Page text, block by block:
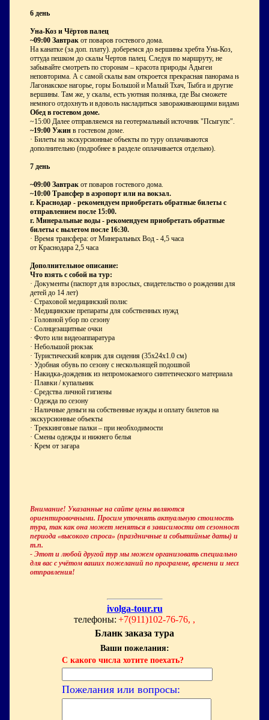
6 день
Уна-Коз и Чёртов палец
~09:00 Завтрак от поваров гостевого дома.
На канатке (за доп. плату). доберемся до вершины хребта Уна-Коз,
оттуда пешком до скалы Чертов палец. Следуя по маршруту, не
забывайте смотреть по сторонам – красота природы Адыгеи
неповторима. А с самой скалы вам откроется прекрасная панорама на
Лагонакское нагорье, горы Большой и Малый Тхач, Тыбга и другие
вершины. Там же, у скалы, есть уютная полянка, где Вы сможете
немного отдохнуть и вдоволь насладиться завораживающими видами.
Обед в гостевом доме.
~15:00 Далее отправляемся на геотермальный источник "Псыгупс".
~19:00 Ужин в гостевом доме.
· Билеты на экскурсионные объекты по туру оплачиваются
дополнительно (подробнее в разделе оплачивается отдельно).
7 день
~09:00 Завтрак от поваров гостевого дома.
~10:00 Трансфер в аэропорт или на вокзал.
г. Краснодар - рекомендуем приобретать обратные билеты с
отправлением после 15:00.
г. Минеральные воды - рекомендуем приобретать обратные
билеты с вылетом после 16:30.
· Время трансфера: от Минеральных Вод - 4,5 часа
от Краснодара 2,5 часа
Дополнительное описание:
Что взять с собой на тур:
· Документы (паспорт для взрослых, свидетельство о рождении для
детей до 14 лет)
· Страховой медицинский полис
· Медицинские препараты для собственных нужд
· Головной убор по сезону
· Солнцезащитные очки
· Фото или видеоаппаратура
· Небольшой рюкзак
· Туристический коврик для сидения (35х24х1.0 см)
· Удобная обувь по сезону с нескользящей подошвой
· Накидка-дождевик из непромокаемого синтетического материала
· Плавки / купальник
· Средства личной гигиены
· Одежда по сезону
· Наличные деньги на собственные нужды и оплату билетов на
экскурсионные объекты
· Треккинговые палки – при необходимости
· Смены одежды и нижнего белья
· Крем от загара
Внимание! Указанные на сайте цены являются
ориентировочными. Просим уточнять актуальную стоимость
тура, так как она может меняться в зависимости от сезонности,
периода «высокого спроса» (праздничные и событийные даты) и
т.п.
- Этот и любой другой тур мы можем организовать специально
для вас с учётом ваших пожеланий по программе, времени и месту
отправления!
ivolga-tour.ru
телефоны: +7(911)102-76-76, ,
Бланк заказа тура
Ваши пожелания:
С какого числа хотите поехать?
Пожелания или вопросы: